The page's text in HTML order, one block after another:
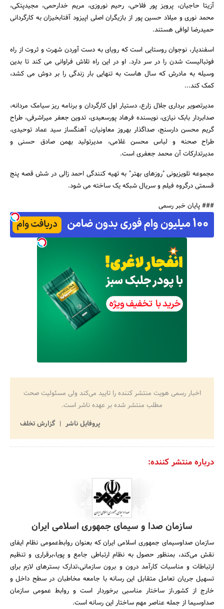
آزیتا حاجیان، پرویز پور فلاحی، رحیم نوروزی، مریم خدارحمی، مجیدپتکی،
محمد نوری و میلاد حسین پور از بازیگران اصلی اپیزود آفتابخیزان به کارگردانی
حمیدرضا لوافی هستند.
اسفندیار، نوجوان روستایی است که رویای به دست آوردن شهرت و ثروت از راه
فوتبالیست شدن را در سر دارد. او در این راه تلاش فراوانی می کند تا بدین
وسیله به مادرش که سال هاست به تنهایی بار زندگی را بر دوش می کشد،
کمک کند...
مدیرتصویر برداری جلال زارع، دستیار اول کارگردان و برنامه ریز سیامک مردانه،
صدابردار بابک نیازی، نویسنده فرهاد پورسعیدی، تدوین جعفر میراشرفی، طراح
گریم محسن دارسنج، صداگذار بهروز معاونیان، آهنگساز سید عماد توحیدی،
طراح صحنه و لباس محسن غلامی، مدیرتولید بهمن صادق حسنی و
مدیرتدارکات آن محمد جعفری است.
مجموعه تلویزیونی "روزهای بهتر" به تهیه کنندگی احمد زالی در شش قصه پنج
قسمتی درگروه فیلم و سریال شبکه یک ساخته می شود.
### پایان خبر رسمی
اخبار رسمی هویت منتشر کننده را تایید می‌کند ولی مسئولیت صحت
مطلب منتشر شده بر عهده ناشر است.
پروفایل ناشر
گزارش تخلف
درباره منتشر کننده:
سازمان صدا و سیمای جمهوری اسلامی ایران
سازمان صداوسیمای جمهوری اسلامی ایران که بعنوان روابط‌عمومی نظام ایفای
نقش می‌کند، بمنظور حصول به نظام ارتباطی جامع و پویا،برقراری و تنظیم
ارتباطات و مناسبات کارآمد درون و برون سازمانی،تدارک بسترهای لازم برای
تسهیل جریان تعامل متقابل این رسانه با جامعه مخاطبان در سطح داخل و
خارج از کشور،از ساختار مناسبی برخوردار است و روابط‌ عمومی سازمان
صداوسیما از جمله عناصر مهم ساختار این رسانه است.